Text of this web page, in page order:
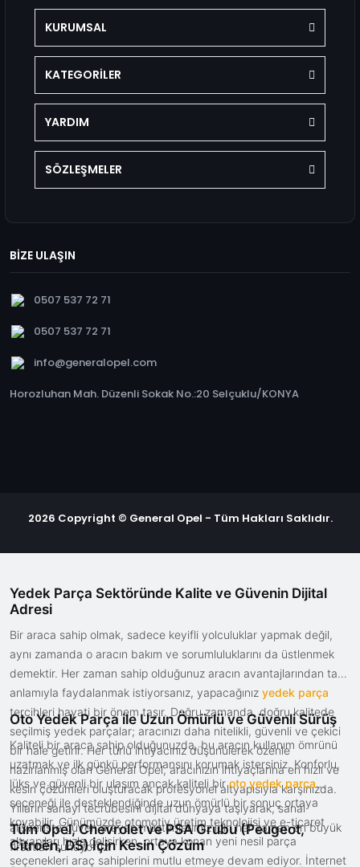
KURUMSAL
KATEGORİLER
YARDIM
SÖZLEŞMELER
BİZE ULAŞIN
0507 537 72 71
0507 537 72 71
info@generalopel.com
Horozluhan Mah. Düzenli Sokak No.:20 Selçuklu/KONYA
2026 Copyright © General Opel - Tüm Hakları Saklıdır.
Yedek Parça Sektöründe Kalite ve Güvenin Dijital
Adresi
Bir araca sahip olmak, sadece keyifli yolculuklar yapmak değil,
aynı zamanda o aracın bakım ve sorumluluklarını da üstlenmek
demektir. Her zaman sahip olduğunuz aracın avantajlarından tam
anlamıyla faydalanmak istiyorsanız, yapacağınız yedek parça
tercihleri hayati bir önem taşır. Doğru zamanda, doğru kalitede
seçilmiş yedek parçalar; aracınızı daha nitelikli, güvenli ve çekici
bir hale getirir. Her türlü ihtiyacınız düşünülerek özenle
hazırlanmış olan General Opel, aracınızın ihtiyaçlarına en hızlı ve
kesin çözümleri oluşturacak profesyonel altyapısıyla karşınızda.
Yılların sanayi tecrübesini dijital dünyaya taşıyarak, sanal
alışverişte güven arayan müşterilerimiz için her zaman en büyük
fırsatları sunuyoruz.
Oto Yedek Parça ile Uzun Ömürlü ve Güvenli Sürüş
Kaliteli bir araca sahip olduğunuzda, bu aracın kullanım ömrünü
uzatmak ve ilk günkü performansını korumak istersiniz. Konforlu,
lüks ve güvenli bir ulaşım ancak kaliteli biroto yedek parça
seçeneği ile desteklendiğinde uzun ömürlü bir sonuç ortaya
koyabilir. Günümüzde otomotiv üretim teknolojisi ve e-ticaret
altyapıları hızla gelişirken, ortaya konan yeni nesil parça
seçenekleri araç sahiplerini mutlu etmeye devam ediyor. İnternet
Tüm Opel, Chevrolet ve PSA Grubu (Peugeot,
Citroën, DS) İçin Kesin Çözüm